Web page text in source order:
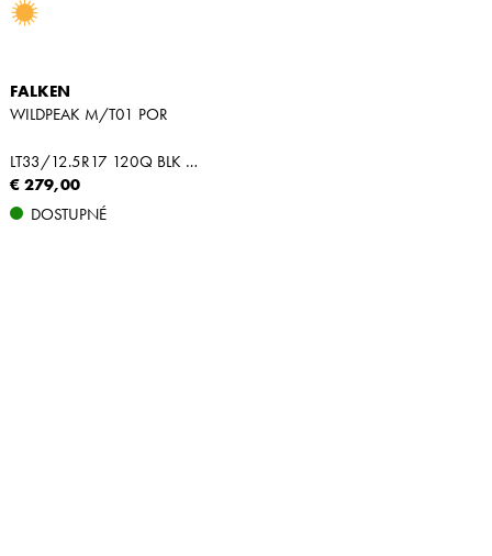
FALKEN
WILDPEAK M/T01 POR
LT33/12.5R17 120Q BLK M+S
€ 279,00
DOSTUPNÉ